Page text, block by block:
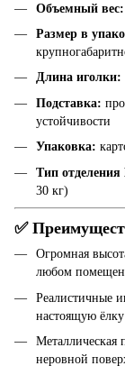
Объемный вес:
Размер в
Длина иголки:
Подставка:
устойчивости
Упаковка:
Тип
30 кг)
✅
Огромная
любом
Реалистичные
настоящую ёлку
Металлическая
неровной